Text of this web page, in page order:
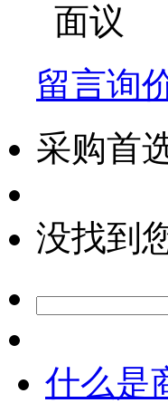
面议
留言询
采购首
没找到
什么是